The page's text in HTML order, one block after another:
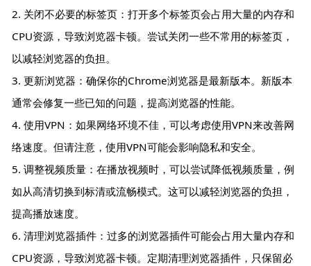
2. 关闭不必要的标签页：打开多个标签页会占用大量的内存和
CPU资源，导致浏览器卡顿。尝试关闭一些不常用的标签页，
以减轻浏览器的负担。
3. 更新浏览器：确保你的Chrome浏览器是最新版本。新版本
通常会修复一些已知的问题，提高浏览器的性能。
4. 使用VPN：如果网络环境不佳，可以考虑使用VPN来改善网
络速度。但请注意，使用VPN可能会影响隐私和安全。
5. 调整视频质量：在播放视频时，可以尝试降低视频质量，例
如从高清切换到标清或流畅模式。这可以减轻浏览器的负担，
提高播放速度。
6. 清理浏览器插件：过多的浏览器插件可能会占用大量内存和
CPU资源，导致浏览器卡顿。定期清理浏览器插件，只保留必